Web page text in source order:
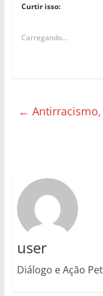
Curtir isso:
Carregando...
← Antirracismo,
user
Diálogo e Ação